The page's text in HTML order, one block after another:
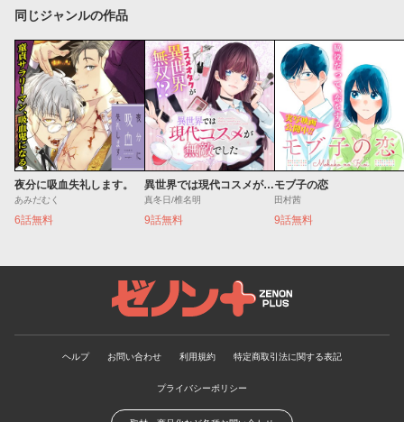
同じジャンルの作品
夜分に吸血失礼します。
あみだむく
6話無料
異世界では現代コスメが無敵でした
真冬日/椎名明
9話無料
モブ子の恋
田村茜
9話無料
ゼノンプラス
ヘルプ お問い合わせ 利用規約 特定商取引法に関する表記
プライバシーポリシー